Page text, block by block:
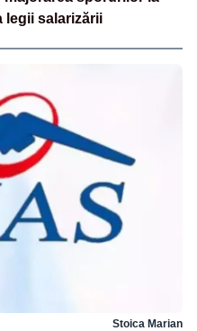
legii salarizării
Stoica Marian